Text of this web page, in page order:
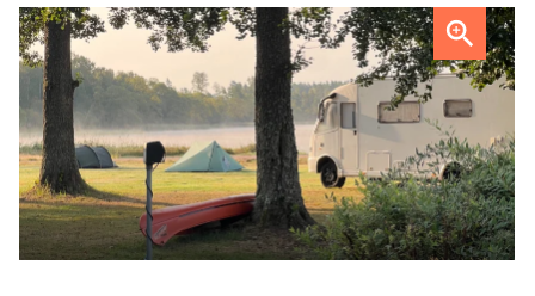
Hultsfred Strandcamping står redo för en ny säsong.